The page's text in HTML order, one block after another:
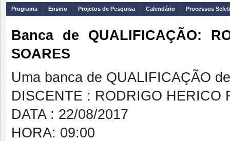
Programa
Ensino Projetos de Pesquisa Calendário Processos
Banca de QUALIFICAÇÃO:
SOARES
Uma banca de QUALIFICAÇÃO
DISCENTE : RODRIGO HERICO
DATA : 22/08/2017
HORA: 09:00